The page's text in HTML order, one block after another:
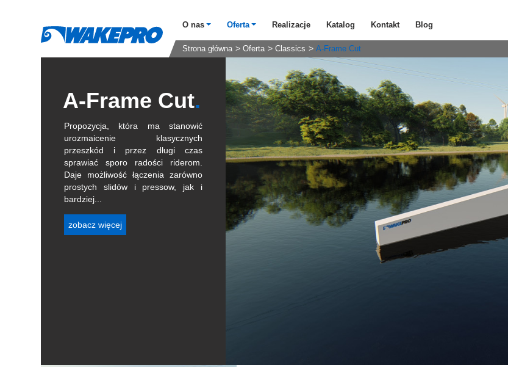
O nas Oferta Realizacje Katalog Kontakt Blog
Strona główna Oferta Classics A-Frame Cut
A-Frame Cut
Propozycja, która ma stanowić
urozmaicenie klasycznych
przeszkód i przez długi czas
sprawiać sporo radości riderom.
Daje możliwość łączenia zarówno
prostych slidów i pressow, jak i
bardziej...
zobacz więcej